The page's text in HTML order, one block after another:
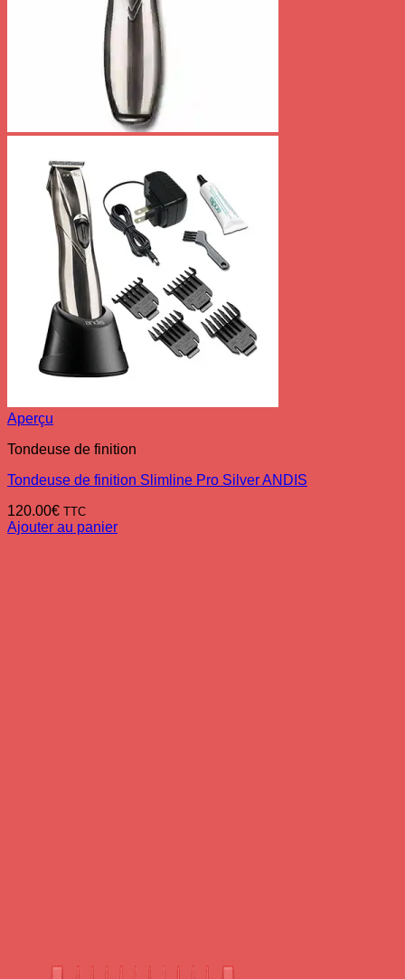
Aperçu
Tondeuse de finition
Tondeuse de finition Slimline Pro Silver ANDIS
120.00€ TTC
Ajouter au panier